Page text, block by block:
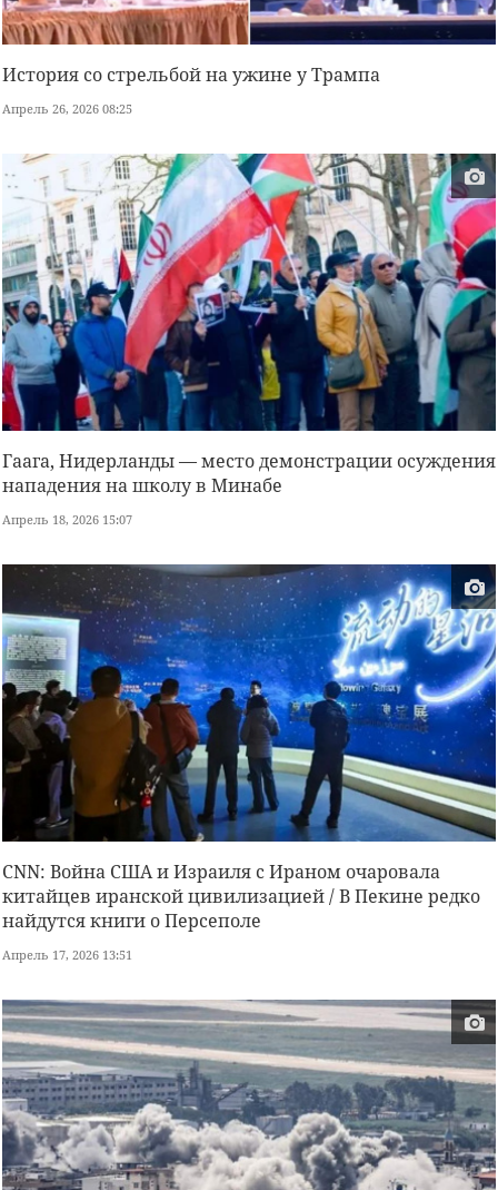
История со стрельбой на ужине у Трампа
Апрель 26, 2026 08:25
Гаага, Нидерланды — место демонстрации осуждения
нападения на школу в Минабе
Апрель 18, 2026 15:07
CNN: Война США и Израиля с Ираном очаровала
китайцев иранской цивилизацией / В Пекине редко
найдутся книги о Персеполе
Апрель 17, 2026 13:51